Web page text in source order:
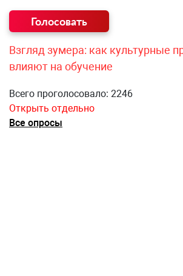
Взгляд зумера: как культурные
влияют на обучение
Всего проголосовало: 2246
Открыть отдельно
Все опросы